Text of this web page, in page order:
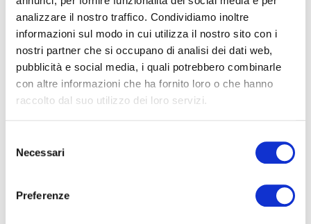
analizzare il nostro traffico. Condividiamo inoltre
informazioni sul modo in cui utilizza il nostro sito con i
nostri partner che si occupano di analisi dei dati web,
pubblicità e social media, i quali potrebbero combinarle
con altre informazioni che ha fornito loro o che hanno
raccolto dal suo utilizzo dei loro servizi.
delNecessari
Preferenze
Pensato specificamente per il gravel e le lunghe distanze
integra una tasca dedicata alla sacca idrica (fino a 2 litri di